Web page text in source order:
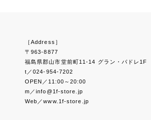
［Address］
〒963-8877
福島県郡山市堂前町11-14 グラン・パドレ1F
t／024-954-7202
OPEN／11:00～20:00
m／info@1f-store.jp
Web／www.1f-store.jp